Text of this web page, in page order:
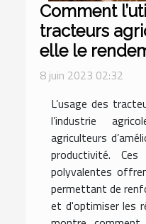
Comment
tracteurs
elle le
8 juin 2023 02:32
L’usage des
l’industrie
agriculteurs
productivité.
polyvalentes
permettant de
et d'optimiser les